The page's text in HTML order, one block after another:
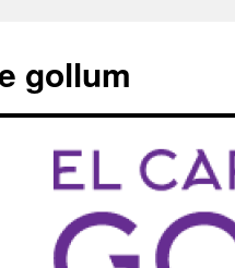
gollum